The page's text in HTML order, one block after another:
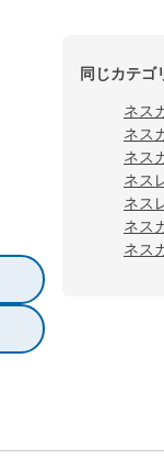
同じカテゴ
ネス
ネス
ネス
ネス
ネス
ネス
ネス